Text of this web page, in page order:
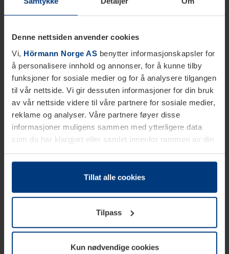
Denne nettsiden anvender cookies
Vi, Hörmann Norge AS benytter informasjonskapsler for
å personalisere innhold og annonser, for å kunne tilby
funksjoner for sosiale medier og for å analysere tilgangen
til vår nettside. Vi gir dessuten informasjoner for din bruk
av vår nettside videre til våre partnere for sosiale medier,
reklame og analyser. Våre partnere føyer disse
informasjoner muligens sammen med ytterligere data
som du har klargjort eller samlet innenfor rammen av din
bruk av tjenestene.
Etter loven kan vi lagre informasjonskapsler på din
datamaskin, hvis disse er absolutt nødvendig for drift av
trenger vi din tillatelse. Du kan når som helst endre eller
tilbakekalle ditt samtykke i forklaringen av
informasjonskapselen på sidenPersonvernerklæringpå
Tillat alle cookies
Tilpass
Kun nødvendige cookies